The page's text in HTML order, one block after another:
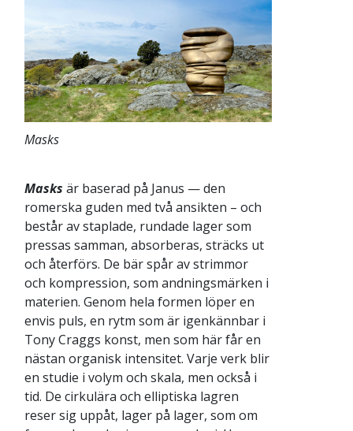
Masks
Masks är baserad på Janus — den
romerska guden med två ansikten – och
består av staplade, rundade lager som
pressas samman, absorberas, sträcks ut
och återförs. De bär spår av strimmor
och kompression, som andningsmärken i
materien. Genom hela formen löper en
envis puls, en rytm som är igenkännbar i
Tony Craggs konst, men som här får en
nästan organisk intensitet. Varje verk blir
en studie i volym och skala, men också i
tid. De cirkulära och elliptiska lagren
reser sig uppåt, lager på lager, som om